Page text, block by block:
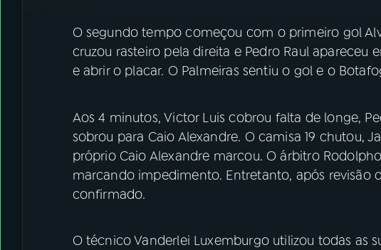
O segundo tempo começou com o primeiro gol
cruzou rasteiro pela direita e Pedro Raul apareceu
e abrir o placar. O Palmeiras sentiu o gol e o
Aos 4 minutos, Victor Luis cobrou falta de longe,
sobrou para Caio Alexandre. O camisa 19 chutou,
próprio Caio Alexandre marcou. O árbitro
marcando impedimento. Entretanto, após revisão
confirmado.
O técnico Vanderlei Luxemburgo utilizou todas as